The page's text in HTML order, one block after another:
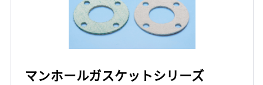
マンホールガスケットシリーズ